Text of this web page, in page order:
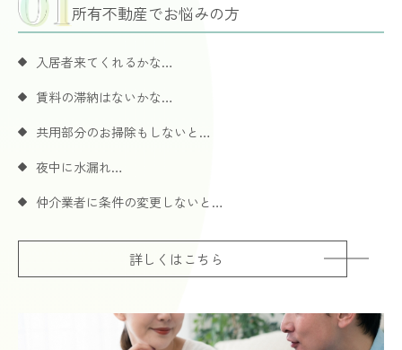
所有不動産でお悩みの方
入居者来てくれるかな…
賃料の滞納はないかな…
共用部分のお掃除もしないと…
夜中に水漏れ…
仲介業者に条件の変更しないと…
詳しくはこちら